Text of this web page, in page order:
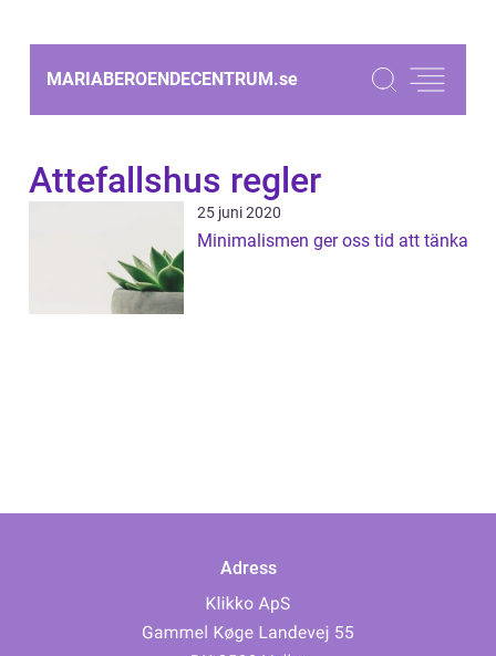
MARIABEROENDECENTRUM.se
Attefallshus regler
25 juni 2020
Minimalismen ger oss tid att tänka
Adress